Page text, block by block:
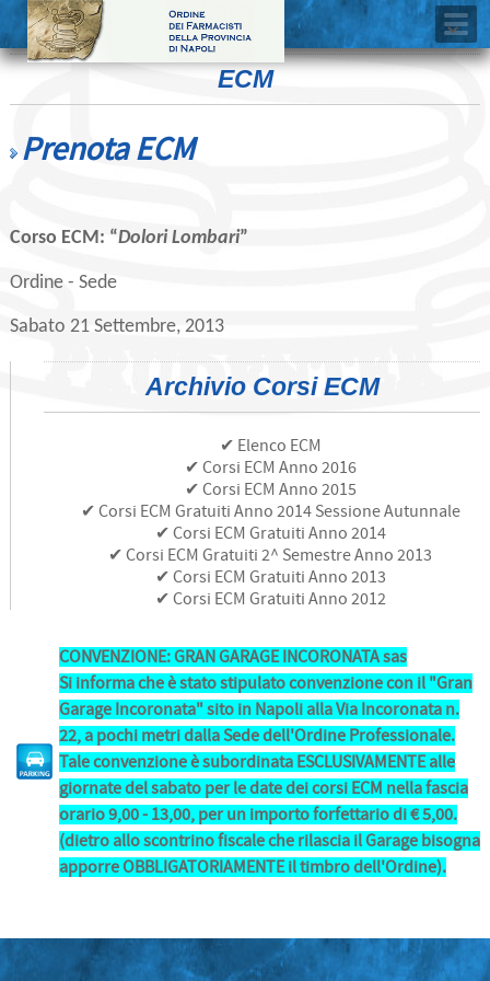
ECM
Prenota ECM
Corso ECM: “Dolori Lombari”
Ordine - Sede
Sabato 21 Settembre, 2013
Archivio Corsi ECM
✔ Elenco ECM
✔ Corsi ECM Anno 2016
✔ Corsi ECM Anno 2015
✔ Corsi ECM Gratuiti Anno 2014 Sessione Autunnale
✔ Corsi ECM Gratuiti Anno 2014
✔ Corsi ECM Gratuiti 2^ Semestre Anno 2013
✔ Corsi ECM Gratuiti Anno 2013
✔ Corsi ECM Gratuiti Anno 2012
CONVENZIONE: GRAN GARAGE INCORONATA sas
Si informa che è stato stipulato convenzione con il "Gran
Garage Incoronata" sito in Napoli alla Via Incoronata n.
22, a pochi metri dalla Sede dell'Ordine Professionale.
Tale convenzione è subordinata ESCLUSIVAMENTE alle
giornate del sabato per le date dei corsi ECM nella fascia
orario 9,00 - 13,00, per un importo forfettario di € 5,00.
(dietro allo scontrino fiscale che rilascia il Garage bisogna
apporre OBBLIGATORIAMENTE il timbro dell'Ordine).